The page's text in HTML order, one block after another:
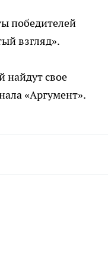
победителей
взгляд».
найдут свое
«Аргумент».